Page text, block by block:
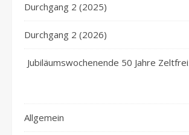
Durchgang 2 (2025)
Durchgang 2 (2026)
Jubiläumswochenende 50 Jahre
Allgemein